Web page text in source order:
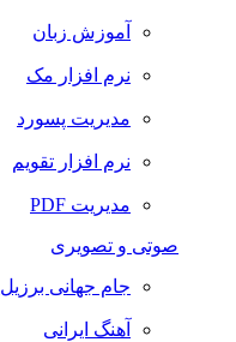
آموزش زبان
نرم افزار مک
مدیریت پسورد
نرم افزار تقویم
مدیریت PDF
صوتی و تصویری
جام جهانی برزیل 2014
آهنگ ایرانی